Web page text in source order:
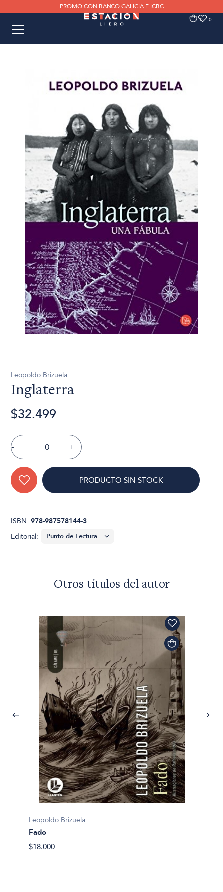
PROMO CON BANCO GALICIA E ICBC
0 0
Leopoldo Brizuela
Inglaterra
$32.499
- +
PRODUCTO SIN STOCK
ISBN:978-987578144-3
Editorial:
Otros títulos del autor
Leopoldo Brizuela
Fado
$18.000